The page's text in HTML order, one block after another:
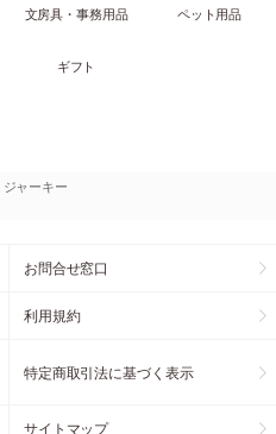
文房具・事務用品 ペット用品
ギフト
ジャーキー
お問合せ窓口
利用規約
特定商取引法に基づく表示
サイトマップ